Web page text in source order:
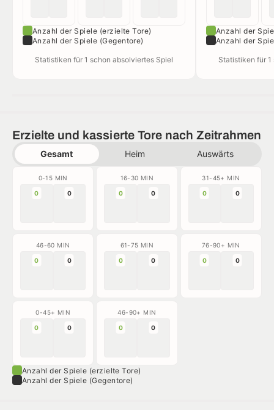
Anzahl der Spiele (erzielte Tore)
Anzahl der Spiele (Gegentore)
Statistiken für 1 schon absolviertes Spiel
Anzahl der
Anzahl der
Statistiken für
Erzielte und kassierte Tore nach Zeitrahmen
Gesamt Heim Auswärts
0-15 MIN
0 0
16-30 MIN
0 0
31-45+ MIN
0 0
46-60 MIN
0 0
61-75 MIN
0 0
76-90+ MIN
0 0
0-45+ MIN
0 0
46-90+ MIN
0 0
Anzahl der Spiele (erzielte Tore)
Anzahl der Spiele (Gegentore)